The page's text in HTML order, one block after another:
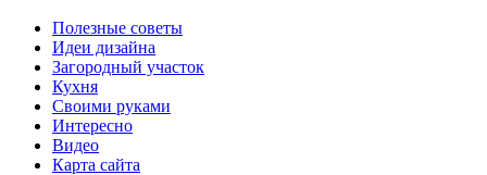
Полезные советы
Идеи дизайна
Загородный участок
Кухня
Своими руками
Интересно
Видео
Карта сайта